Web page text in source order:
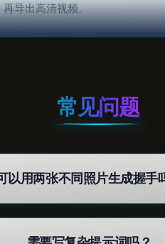
导出高清视频。
常见问题
以用两张不同照片生成握手